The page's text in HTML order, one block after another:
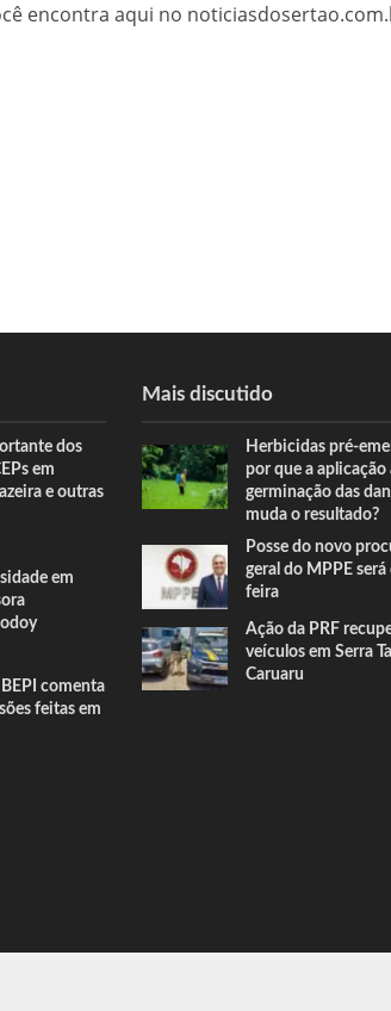
encontra aqui no
dos
em
e outras
em
comenta
feitas em
Mais discutido
Herbicidas pré-
por que a aplicação
germinação das
muda o resultado?
Posse do novo
geral do MPPE
feira
Ação da PRF
veículos em Serra
Caruaru